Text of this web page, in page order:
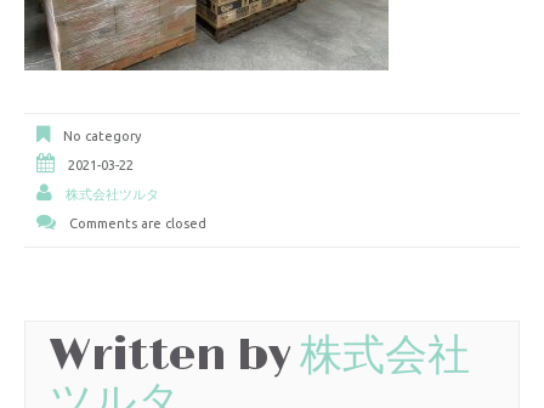
No category
2021-03-22
株式会社ツルタ
Comments are closed
Written by株式会社